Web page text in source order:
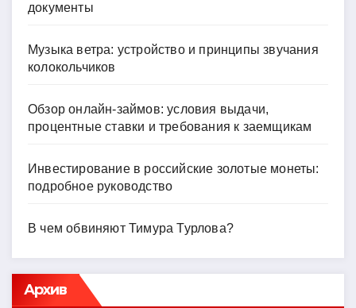
документы
Музыка ветра: устройство и принципы звучания
колокольчиков
Обзор онлайн-займов: условия выдачи,
процентные ставки и требования к заемщикам
Инвестирование в российские золотые монеты:
подробное руководство
В чем обвиняют Тимура Турлова?
Архив